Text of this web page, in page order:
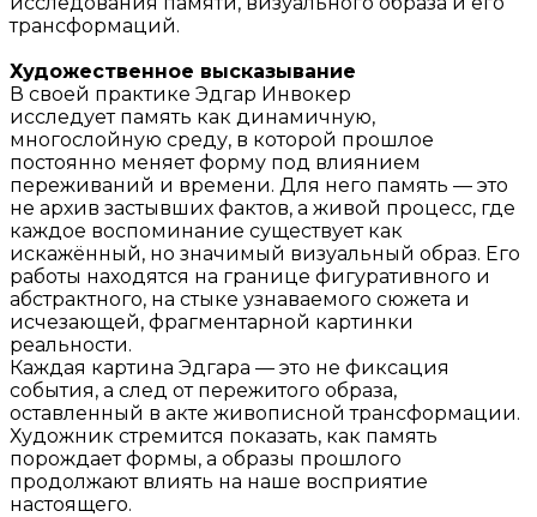
трансформаций.
Художественное высказывание
В своей практике Эдгар Инвокер
исследует память как динамичную,
многослойную среду, в которой прошлое
постоянно меняет форму под влиянием
переживаний и времени. Для него память — это
не архив застывших фактов, а живой процесс, где
каждое воспоминание существует как
искажённый, но значимый визуальный образ. Его
работы находятся на границе фигуративного и
абстрактного, на стыке узнаваемого сюжета и
исчезающей, фрагментарной картинки
реальности.
Каждая картина Эдгара — это не фиксация
события, а след от пережитого образа,
оставленный в акте живописной трансформации.
Художник стремится показать, как память
порождает формы, а образы прошлого
продолжают влиять на наше восприятие
настоящего.